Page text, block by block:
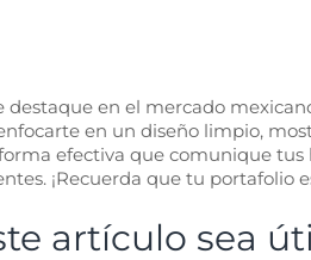
en el mercado
en un diseño limpio,
efectiva que comunique
¡Recuerda que tu
artículo sea